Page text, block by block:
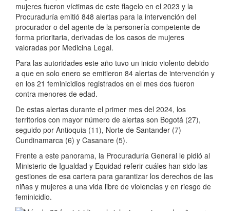
mujeres fueron víctimas de este flagelo en el 2023 y la
Procuraduría emitió 848 alertas para la intervención del
procurador o del agente de la personería competente de
forma prioritaria, derivadas de los casos de mujeres
valoradas por Medicina Legal.
Para las autoridades este año tuvo un inicio violento debido
a que en solo enero se emitieron 84 alertas de intervención y
en los 21 feminicidios registrados en el mes dos fueron
contra menores de edad.
De estas alertas durante el primer mes del 2024, los
territorios con mayor número de alertas son Bogotá (27),
seguido por Antioquia (11), Norte de Santander (7)
Cundinamarca (6) y Casanare (5).
Frente a este panorama, la Procuraduría General le pidió al
Ministerio de Igualdad y Equidad referir cuáles han sido las
gestiones de esa cartera para garantizar los derechos de las
niñas y mujeres a una vida libre de violencias y en riesgo de
feminicidio.